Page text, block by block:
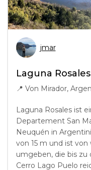
jmar
Laguna Rosales
📍 Von Mirador,
Laguna Rosales ist
Departement San
Neuquén in
von 15 m und ist
umgeben, die bis
Cerro Lago Puelo